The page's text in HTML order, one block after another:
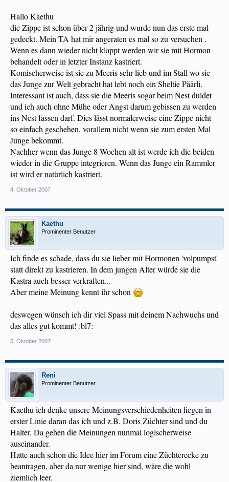
Hallo Kaethu
die Zippe ist schon über 2 jährig und wurde nun das erste mal
gedeckt. Mein TA hat mir angeraten es mal so zu versuchen .
Wenn es dann wieder nicht klappt werden wir sie mit Hormon
behandelt oder in letzter Instanz kastriert.
Komischerweise ist sie zu Meeris sehr lieb und im Stall wo sie
das Junge zur Welt gebracht hat lebt noch ein Sheltie Päärli.
Interessant ist auch, dass sie die Meeris sogar beim Nest duldet
und ich auch ohne Mühe oder Angst darum gebissen zu werden
ins Nest fassen darf. Dies lässt normalerweise eine Zippe nicht
so einfach geschehen, vorallem nicht wenn sie zum ersten Mal
Junge bekommt.
Nachher wenn das Junge 8 Wochen alt ist werde ich die beiden
wieder in die Gruppe integrieren. Wenn das Junge ein Rammler
ist wird er natürlich kastriert.
4. Oktober 2007
Kaethu
Prominenter Benutzer
Ich finde es schade, dass du sie lieber mit Hormonen 'volpumpst'
statt direkt zu kastrieren. In dem jungen Alter würde sie die
Kastra auch besser verkraften...
Aber meine Meinung kennt ihr schon
deswegen wünsch ich dir viel Spass mit deinem Nachwuchs und
das alles gut kommt! :bl7:
5. Oktober 2007
Reni
Prominenter Benutzer
Kaethu ich denke unsere Meinungsverschiedenheiten liegen in
erster Linie daran das ich und z.B. Doris Züchter sind und du
Halter. Da gehen die Meinungen nunmal logischerweise
auseinander.
Hatte auch schon die Idee hier im Forum eine Züchterecke zu
beantragen, aber da nur wenige hier sind, wäre die wohl
ziemlich leer.